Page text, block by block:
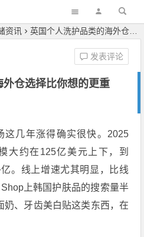
资讯 英国个人洗护品类的海外仓选择比你想的更重要！
仓选择比你想的更重
发表评论
这几年涨得确实很快。2025
大约在125亿美元上下，到
。线上增速尤其明显，比线
上韩国护肤品的搜索量半
奶、牙齿美白贴这类东西，在